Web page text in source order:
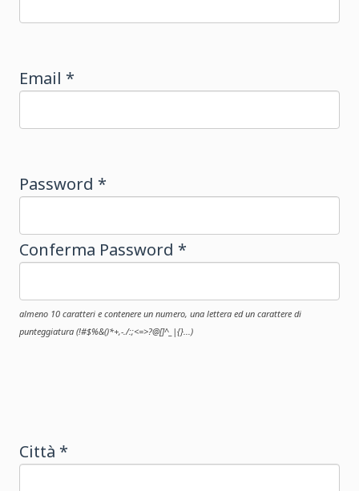
Email *
Password *
Conferma Password *
almeno 10 caratteri e contenere un numero, una lettera ed un carattere di
punteggiatura (!#$%&()*+,-./:;<=>?@[]^_|{}...)
Città *